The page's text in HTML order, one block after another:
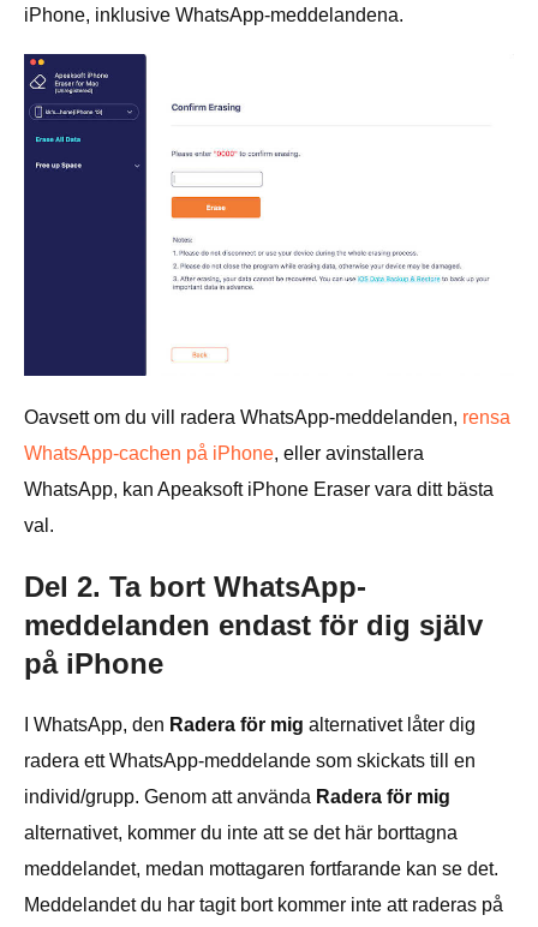
iPhone, inklusive WhatsApp-meddelandena.
Oavsett om du vill radera WhatsApp-meddelanden, rensa
WhatsApp-cachen på iPhone, eller avinstallera
WhatsApp, kan Apeaksoft iPhone Eraser vara ditt bästa
val.
Del 2. Ta bort WhatsApp-
meddelanden endast för dig själv
på iPhone
I WhatsApp, den Radera för mig alternativet låter dig
radera ett WhatsApp-meddelande som skickats till en
individ/grupp. Genom att använda Radera för mig
alternativet, kommer du inte att se det här borttagna
meddelandet, medan mottagaren fortfarande kan se det.
Meddelandet du har tagit bort kommer inte att raderas på